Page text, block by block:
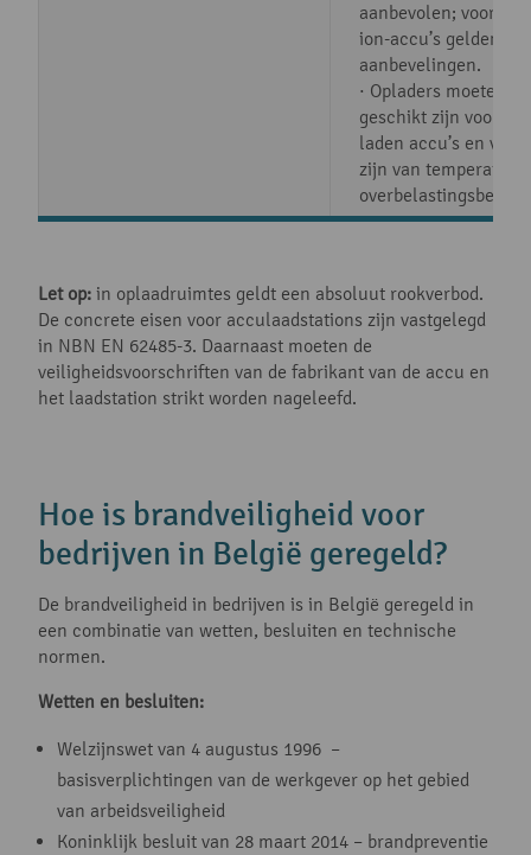
aanbevolen; voor
ion-accu’s gelden
aanbevelingen.
· Opladers moeten
geschikt zijn voor de
laden accu’s en
zijn van
Let op: in oplaadruimtes geldt een absoluut rookverbod.
De concrete eisen voor acculaadstations zijn vastgelegd
in NBN EN 62485-3. Daarnaast moeten de
veiligheidsvoorschriften van de fabrikant van de accu en
het laadstation strikt worden nageleefd.
Hoe is brandveiligheid voor
bedrijven in België geregeld?
De brandveiligheid in bedrijven is in België geregeld in
een combinatie van wetten, besluiten en technische
normen.
Wetten en besluiten:
Welzijnswet van 4 augustus 1996 –
basisverplichtingen van de werkgever op het gebied
van arbeidsveiligheid
Koninklijk besluit van 28 maart 2014 – brandpreventie